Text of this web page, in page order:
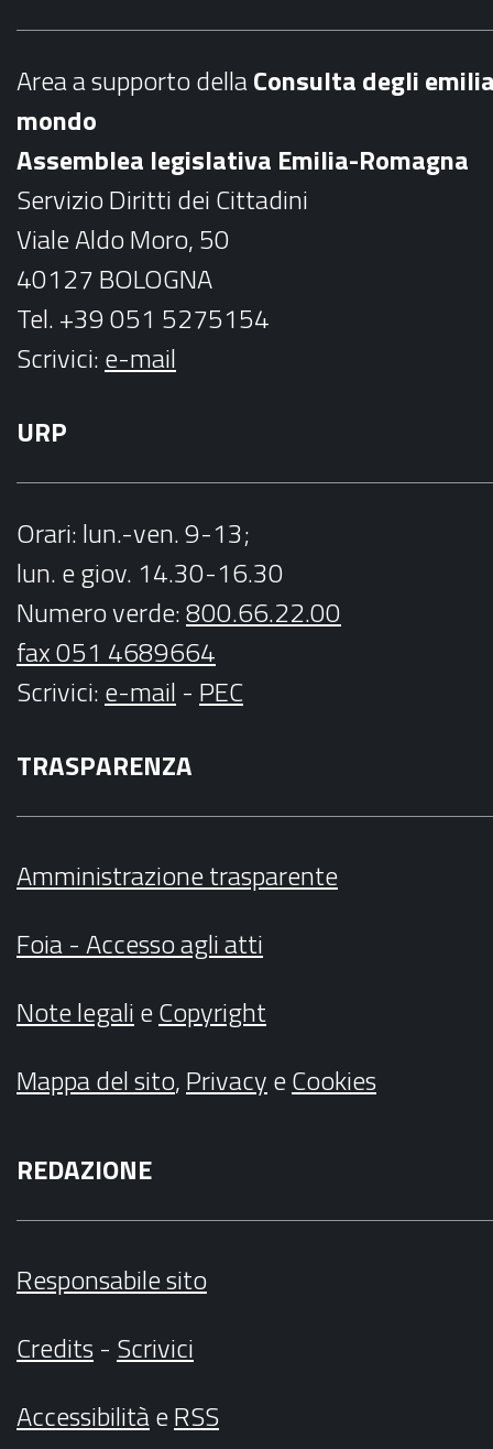
e
o
k
t
r
a
m
Area a supporto dellaConsulta degli
mondo
Assemblea legislativa Emilia-Romagna
Servizio Diritti dei Cittadini
Viale Aldo Moro, 50
40127 BOLOGNA
Tel. +39 051 5275154
Scrivici:e-mail
URP
Orari: lun.-ven. 9-13;
lun. e giov. 14.30-16.30
Numero verde:800.66.22.00
fax 051 4689664
Scrivici:e-mail - PEC
TRASPARENZA
Amministrazione trasparente
Foia - Accesso agli atti
Note legalieCopyright
Mappa del sito,PrivacyeCookies
REDAZIONE
Responsabile sito
Credits- Scrivici
AccessibilitàeRSS